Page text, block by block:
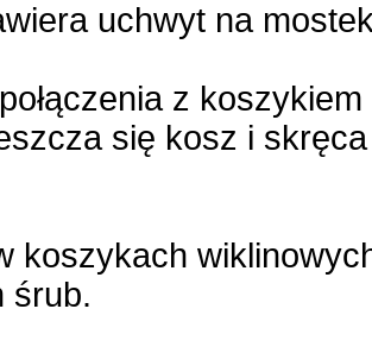
uchwyt na
z
się kosz i
koszykach
śrub.